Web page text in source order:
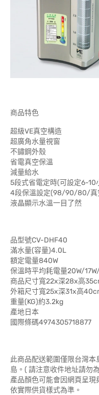
商品特色
超級VE真空構造
超廣角水量視窗
不鏽鋼外殼
省電真空保溫
減量給水
5段式省電定時(可設定6-10
4段保溫設定(98/90/80/真
液晶顯示水溫一目了然
品型號CV-DHF40
滿水量(容量)4.0L
額定電量840W
保溫時平均耗電量20W/
商品尺寸寬22x深28x高
外箱尺寸寬25x深31x高
重量(KG)約3.2kg
產地日本
國際條碼4974305718877
此商品配送範圍僅限台灣
島。( 請注意收件地址請勿
產品顏色可能會因網頁呈
依實際供貨樣式為準。